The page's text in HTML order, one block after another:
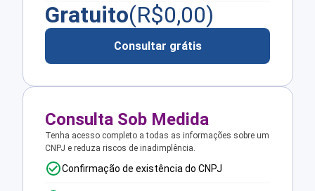
Gratuito(R$0,00)
Consultar grátis
Consulta Sob Medida
Tenha acesso completo a todas as informações sobre um
CNPJ e reduza riscos de inadimplência.
Confirmação de existência do CNPJ